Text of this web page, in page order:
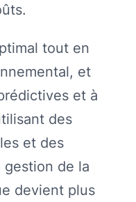
tout en
et
et à
des
et des
gestion de la
devient plus